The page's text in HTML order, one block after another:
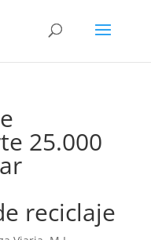
25.000
reciclaje